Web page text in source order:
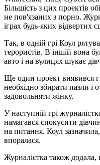
Більшість з цих проектів
не пов'язаних з порно.
іграх будь-яких відвертих
Так, в одній грі Коул
терористів. В іншій вона
авто і на вулицях шукає
Ще один проект виявився
необхідно збирати пазли і
задовольняти жінку.
У наступній грі
намагався спокусити
на питання. Коул
впоралася.
Журналістка також